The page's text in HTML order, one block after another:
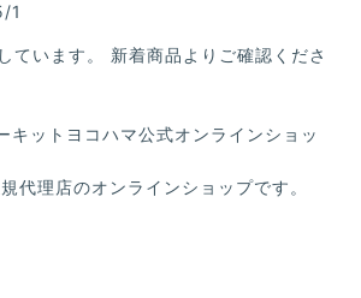
1
ています。 新着商品よりご確認くださ
キットヨコハマ公式オンラインショッ
代理店のオンラインショップです。